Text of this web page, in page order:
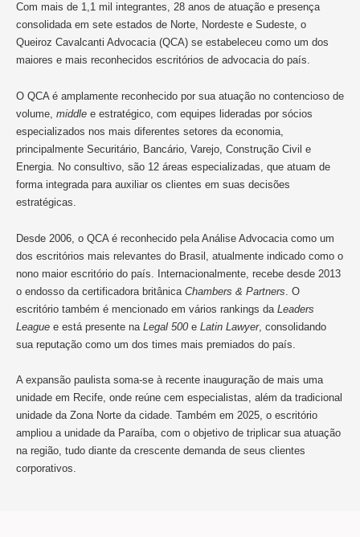
Com mais de 1,1 mil integrantes, 28 anos de atuação e presença
consolidada em sete estados de Norte, Nordeste e Sudeste, o
Queiroz Cavalcanti Advocacia (QCA) se estabeleceu como um dos
maiores e mais reconhecidos escritórios de advocacia do país.
O QCA é amplamente reconhecido por sua atuação no contencioso de
volume, middle e estratégico, com equipes lideradas por sócios
especializados nos mais diferentes setores da economia,
principalmente Securitário, Bancário, Varejo, Construção Civil e
Energia. No consultivo, são 12 áreas especializadas, que atuam de
forma integrada para auxiliar os clientes em suas decisões
estratégicas.
Desde 2006, o QCA é reconhecido pela Análise Advocacia como um
dos escritórios mais relevantes do Brasil, atualmente indicado como o
nono maior escritório do país. Internacionalmente, recebe desde 2013
o endosso da certificadora britânica Chambers & Partners . O
escritório também é mencionado em vários rankings da Leaders
League e está presente na Legal 500 e Latin Lawyer, consolidando
sua reputação como um dos times mais premiados do país.
A expansão paulista soma-se à recente inauguração de mais uma
unidade em Recife, onde reúne cem especialistas, além da tradicional
unidade da Zona Norte da cidade. Também em 2025, o escritório
ampliou a unidade da Paraíba, com o objetivo de triplicar sua atuação
na região, tudo diante da crescente demanda de seus clientes
corporativos.